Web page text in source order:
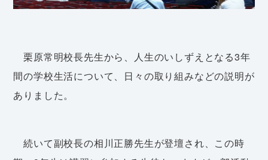
栗原常明校長先生から、人生のいしずえとなる3年
間の学校生活について、日々の取り組みなどの説明が
ありました。
続いて副校長の相川正勝先生が登壇され、この時